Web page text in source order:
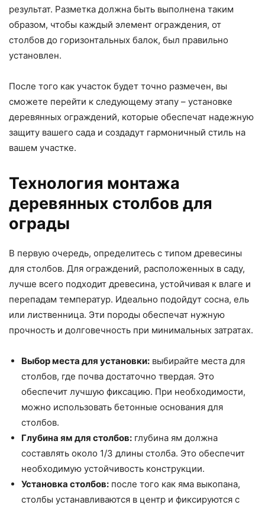
результат. Разметка должна быть выполнена таким
образом, чтобы каждый элемент ограждения, от
столбов до горизонтальных балок, был правильно
установлен.
После того как участок будет точно размечен, вы
сможете перейти к следующему этапу – установке
деревянных ограждений, которые обеспечат надежную
защиту вашего сада и создадут гармоничный стиль на
вашем участке.
Технология монтажа
деревянных столбов для
ограды
В первую очередь, определитесь с типом древесины
для столбов. Для ограждений, расположенных в саду,
лучше всего подходит древесина, устойчивая к влаге и
перепадам температур. Идеально подойдут сосна, ель
или лиственница. Эти породы обеспечат нужную
прочность и долговечность при минимальных затратах.
Выбор места для установки: выбирайте места для
столбов, где почва достаточно твердая. Это
обеспечит лучшую фиксацию. При необходимости,
можно использовать бетонные основания для
столбов.
Глубина ям для столбов: глубина ям должна
составлять около 1/3 длины столба. Это обеспечит
необходимую устойчивость конструкции.
Установка столбов: после того как яма выкопана,
столбы устанавливаются в центр и фиксируются с